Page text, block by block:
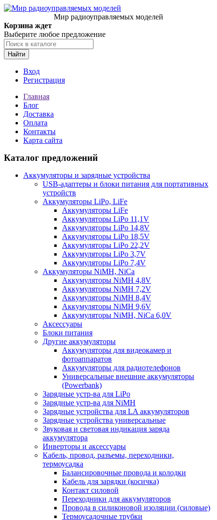
Мир радиоуправляемых моделей
Корзина ждет
Выберите любое предложение
Найти
Вход
Регистрация
Главная
Блог
Доставка
Оплата
Контакты
Карта сайта
Каталог предложений
Аккумуляторы и зарядные устройства
USB-адаптеры и блоки питания для портативных
устройств
Аккумуляторы LiPo, LiFe
Аккумуляторы LiFe
Аккумуляторы LiPo 11,1V
Аккумуляторы LiPo 14,8V
Аккумуляторы LiPo 18,5V
Аккумуляторы LiPo 22,2V
Аккумуляторы LiPo 3,7V
Аккумуляторы LiPo 7,4V
Аккумуляторы NiMH, NiCa
Аккумуляторы NiMH 4,8V
Аккумуляторы NiMH 7,2V
Аккумуляторы NiMH 8,4V
Аккумуляторы NiMH 9,6V
Аккумуляторы NiMH, NiCa 6,0V
Аксессуары
Блоки питания
Другие аккумуляторы
Аккумуляторы для видеокамер и
фотоаппаратов
Аккумуляторы для радиотелефонов
Универсальные внешние аккумуляторы
(Powerbank)
Зарядные устр-ва для LiPo
Зарядные устр-ва для NiMH
Зарядные устройства для LA аккумуляторов
Зарядные устройства универсальные
Звуковая и световая индикация заряда
аккумулятора
Инверторы и аксессуары
Кабель, провод, разъемы, переходники,
термоусадка
Балансировочные провода и колодки
Кабель для зарядки (косичка)
Контакт силовой
Переходники для аккумуляторов
Провода в силиконовой изоляции (силовые)
Термоусадочные трубки